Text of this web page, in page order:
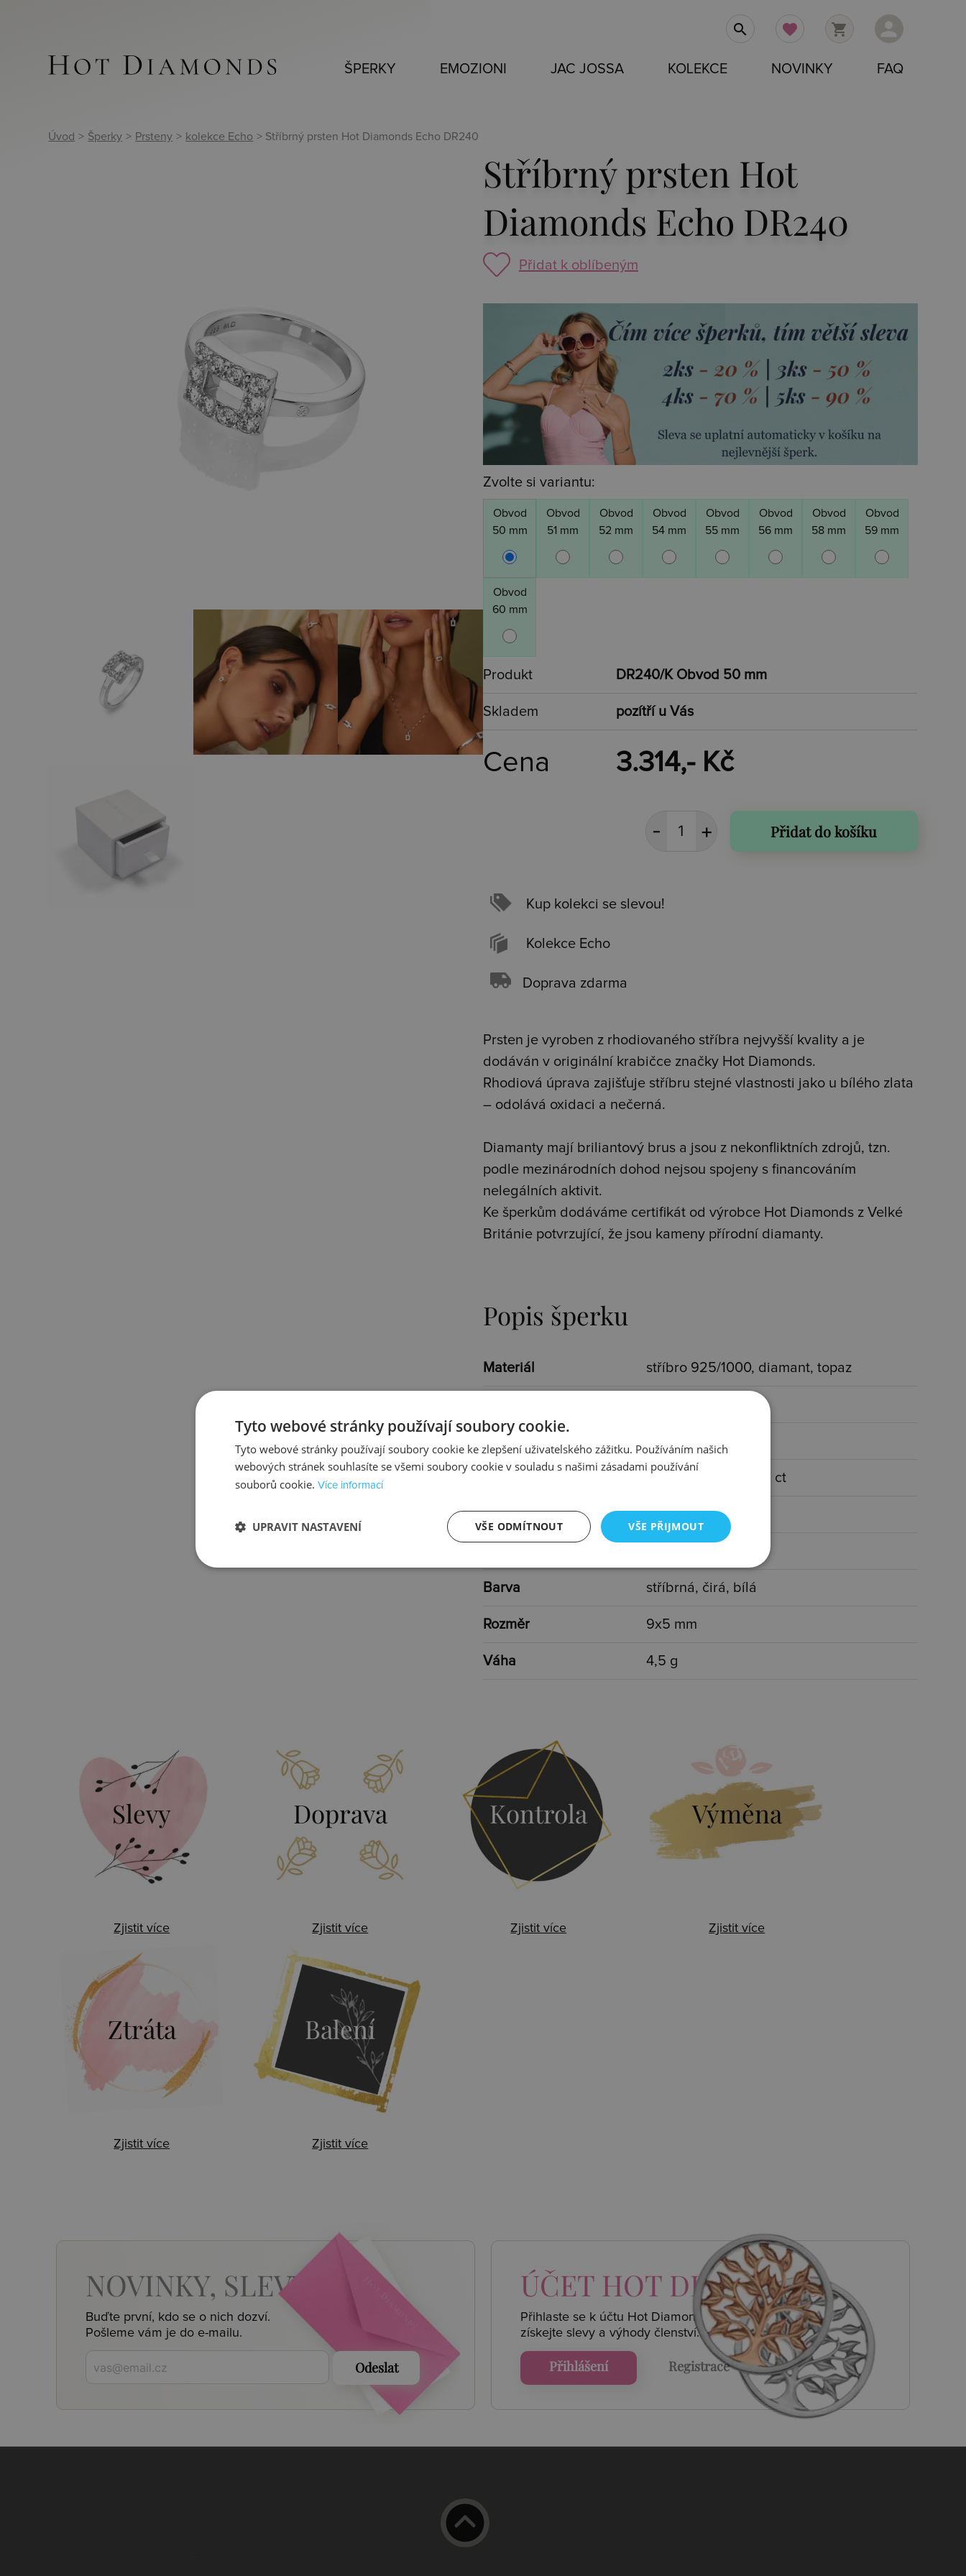
person
shopping_cart
favorite
search
ŠPERKY EMOZIONI JAC JOSSA KOLEKCE NOVINKY FAQ
Úvod > Šperky > Prsteny > kolekce Echo > Stříbrný prsten Hot Diamonds Echo DR240
Stříbrný prsten Hot
Diamonds Echo DR240
Přidat k oblíbeným
Zvolte si variantu:
Obvod
50 mm
Obvod
51 mm
Obvod
52 mm
Obvod
54 mm
Obvod
55 mm
Obvod
56 mm
Obvod
58 mm
Obvod
59 mm
Obvod
60 mm
Produkt DR240/K Obvod 50 mm
Skladem pozítří u Vás
Cena 3.314,- Kč
Přidat do košíku
Kup kolekci se slevou!
Kolekce Echo
Doprava zdarma
Prsten je vyroben z rhodiovaného stříbra nejvyšší kvality a je
dodáván v originální krabičce značky Hot Diamonds.
Rhodiová úprava zajišťuje stříbru stejné vlastnosti jako u bílého zlata
– odolává oxidaci a nečerná.
Diamanty mají briliantový brus a jsou z nekonfliktních zdrojů, tzn.
podle mezinárodních dohod nejsou spojeny s financováním
nelegálních aktivit.
Ke šperkům dodáváme certifikát od výrobce Hot Diamonds z Velké
Británie potvrzující, že jsou kameny přírodní diamanty.
Popis šperku
Materiál stříbro 925/1000, diamant, topaz
1x diamant I3/H 0,01 ct
Určen pro ženy
Barva stříbrná, čirá, bílá
Rozměr 9x5 mm
Váha 4,5 g
Slevy
Zjistit více
Doprava
Zjistit více
Kontrola
Zjistit více
Výměna
Zjistit více
Ztráta
Zjistit více
Balení
Zjistit více
NOVINKY, SLEVY, AKCE
Buďte první, kdo se o nich dozví.
Pošleme vám je do e-mailu.
Odeslat
ÚČET HOT DIAMONDS
Přihlaste se k účtu Hot Diamonds a
získejte slevy a výhody členství.
Přihlášení Registrace
Tyto webové stránky používají soubory cookie.
Tyto webové stránky používají soubory cookie ke zlepšení uživatelského zážitku. Používáním našich
webových stránek souhlasíte se všemi soubory cookie v souladu s našimi zásadami používání
souborů cookie. Více informací
VŠE PŘIJMOUT
VŠE ODMÍTNOUT
UPRAVIT NASTAVENÍ